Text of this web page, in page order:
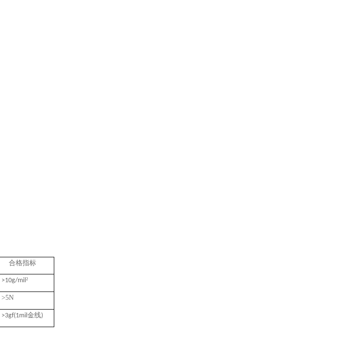
合格指标
>10g/mil²
>5N
>3gf(1mil金线)